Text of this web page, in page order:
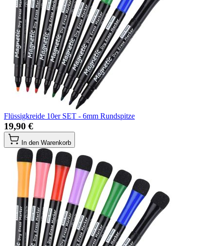
Flüssigkreide 10er SET - 6mm Rundspitze
19,90 €
In den Warenkorb